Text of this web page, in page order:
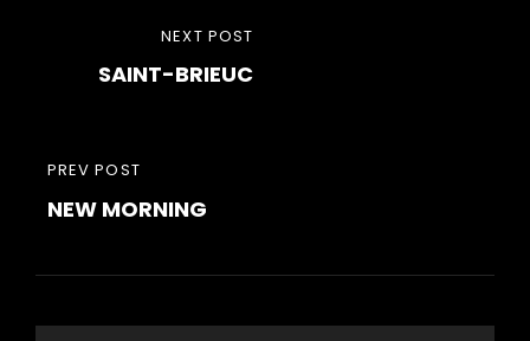
Navigation
PREVIOUS
POST
PREV POST
NEW MORNING
POST
NEXT POST
SAINT-BRIEUC